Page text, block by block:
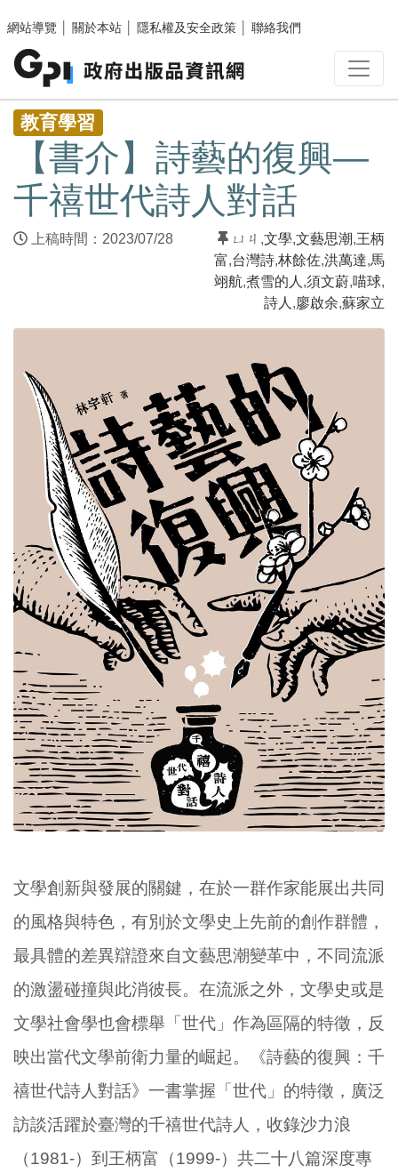
網站導覽
關於本站 隱私權及安全政策 聯絡我們
:::
教育學習
【書介】詩藝的復興—
千禧世代詩人對話
上稿時間：2023/07/28 ㄩㄐ ,文學,文藝思潮,王柄
富,台灣詩,林餘佐,洪萬達,馬
翊航,煮雪的人 ,須文蔚,喵球,
詩人 , 廖啟余,蘇家立
文學創新與發展的關鍵，在於一群作家能展出共同
的風格與特色，有別於文學史上先前的創作群體，
最具體的差異辯證來自文藝思潮變革中，不同流派
的激盪碰撞與此消彼長。在流派之外，文學史或是
文學社會學也會標舉「世代」作為區隔的特徵，反
映出當代文學前衛力量的崛起。《詩藝的復興：千
禧世代詩人對話》一書掌握「世代」的特徵，廣泛
訪談活躍於臺灣的千禧世代詩人，收錄沙力浪
（1981-）到王柄富（1999-）共二十八篇深度專